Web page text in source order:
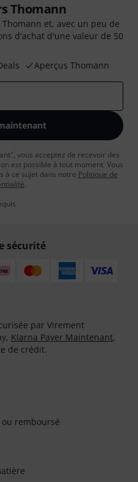
Thomann
et, avec un peu de
d'achat d'une valeur de 50
Aperçus Thomann
vous acceptez de recevoir des
est possible à tout moment. Vous
à ce sujet dans notre Politique de
.
sécurité
par Virement
Klarna Payer Maintenant,
de crédit.
remboursé